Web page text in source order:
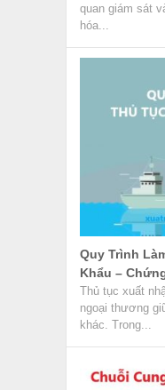
quan giám sát
hóa...
Quy Trình
Khẩu –
Thủ tục xuất
ngoại thương
khác. Trong...